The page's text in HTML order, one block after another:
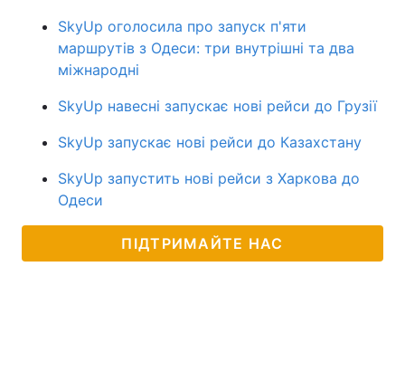
SkyUp оголосила про запуск п'яти
маршрутів з Одеси: три внутрішні та два
міжнародні
SkyUp навесні запускає нові рейси до Грузії
SkyUp запускає нові рейси до Казахстану
SkyUp запустить нові рейси з Харкова до
Одеси
ПІДТРИМАЙТЕ НАС